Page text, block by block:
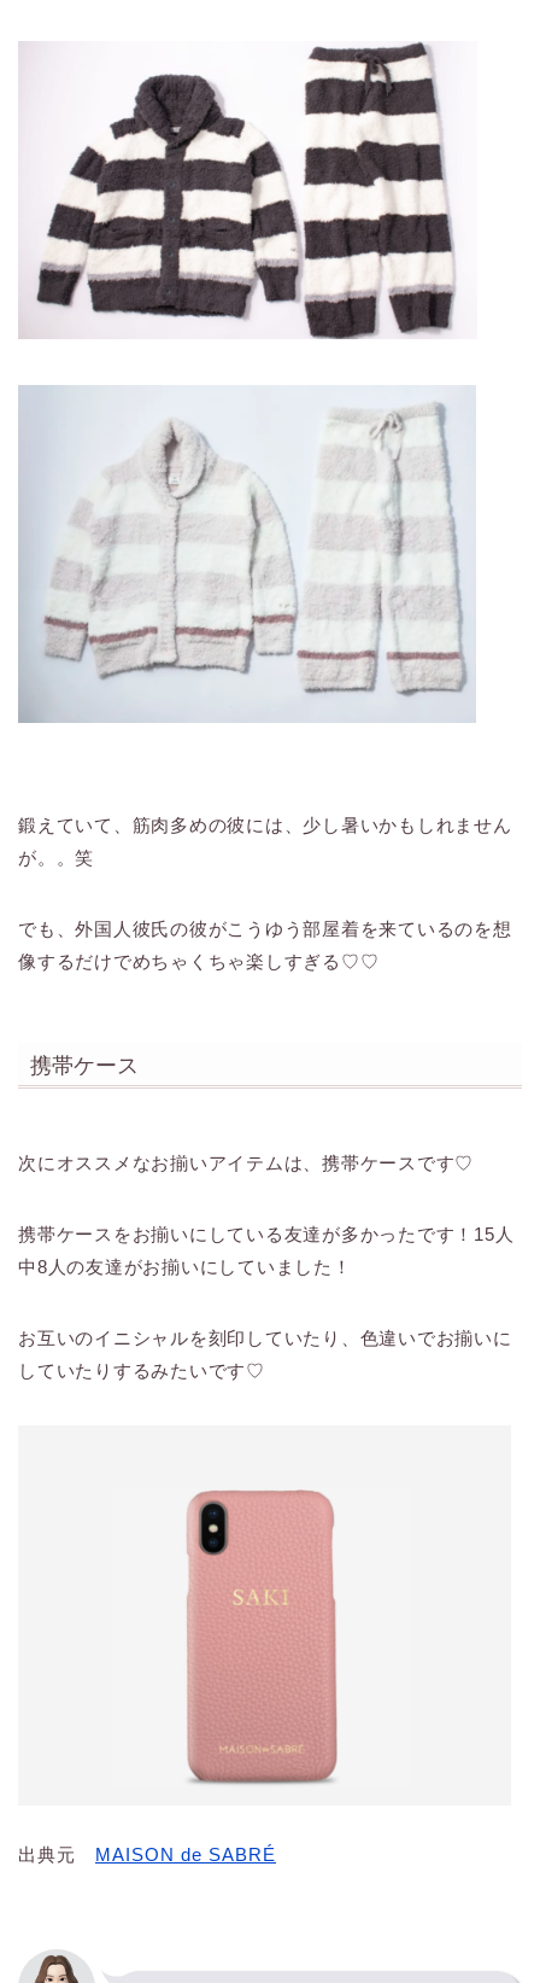
鍛えていて、筋肉多めの彼には、少し暑いかもしれません
が。。笑
でも、外国人彼氏の彼がこうゆう部屋着を来ているのを想
像するだけでめちゃくちゃ楽しすぎる♡♡
携帯ケース
次にオススメなお揃いアイテムは、携帯ケースです♡
携帯ケースをお揃いにしている友達が多かったです！15人
中8人の友達がお揃いにしていました！
お互いのイニシャルを刻印していたり、色違いでお揃いに
していたりするみたいです♡
出典元 MAISON de SABRÉ